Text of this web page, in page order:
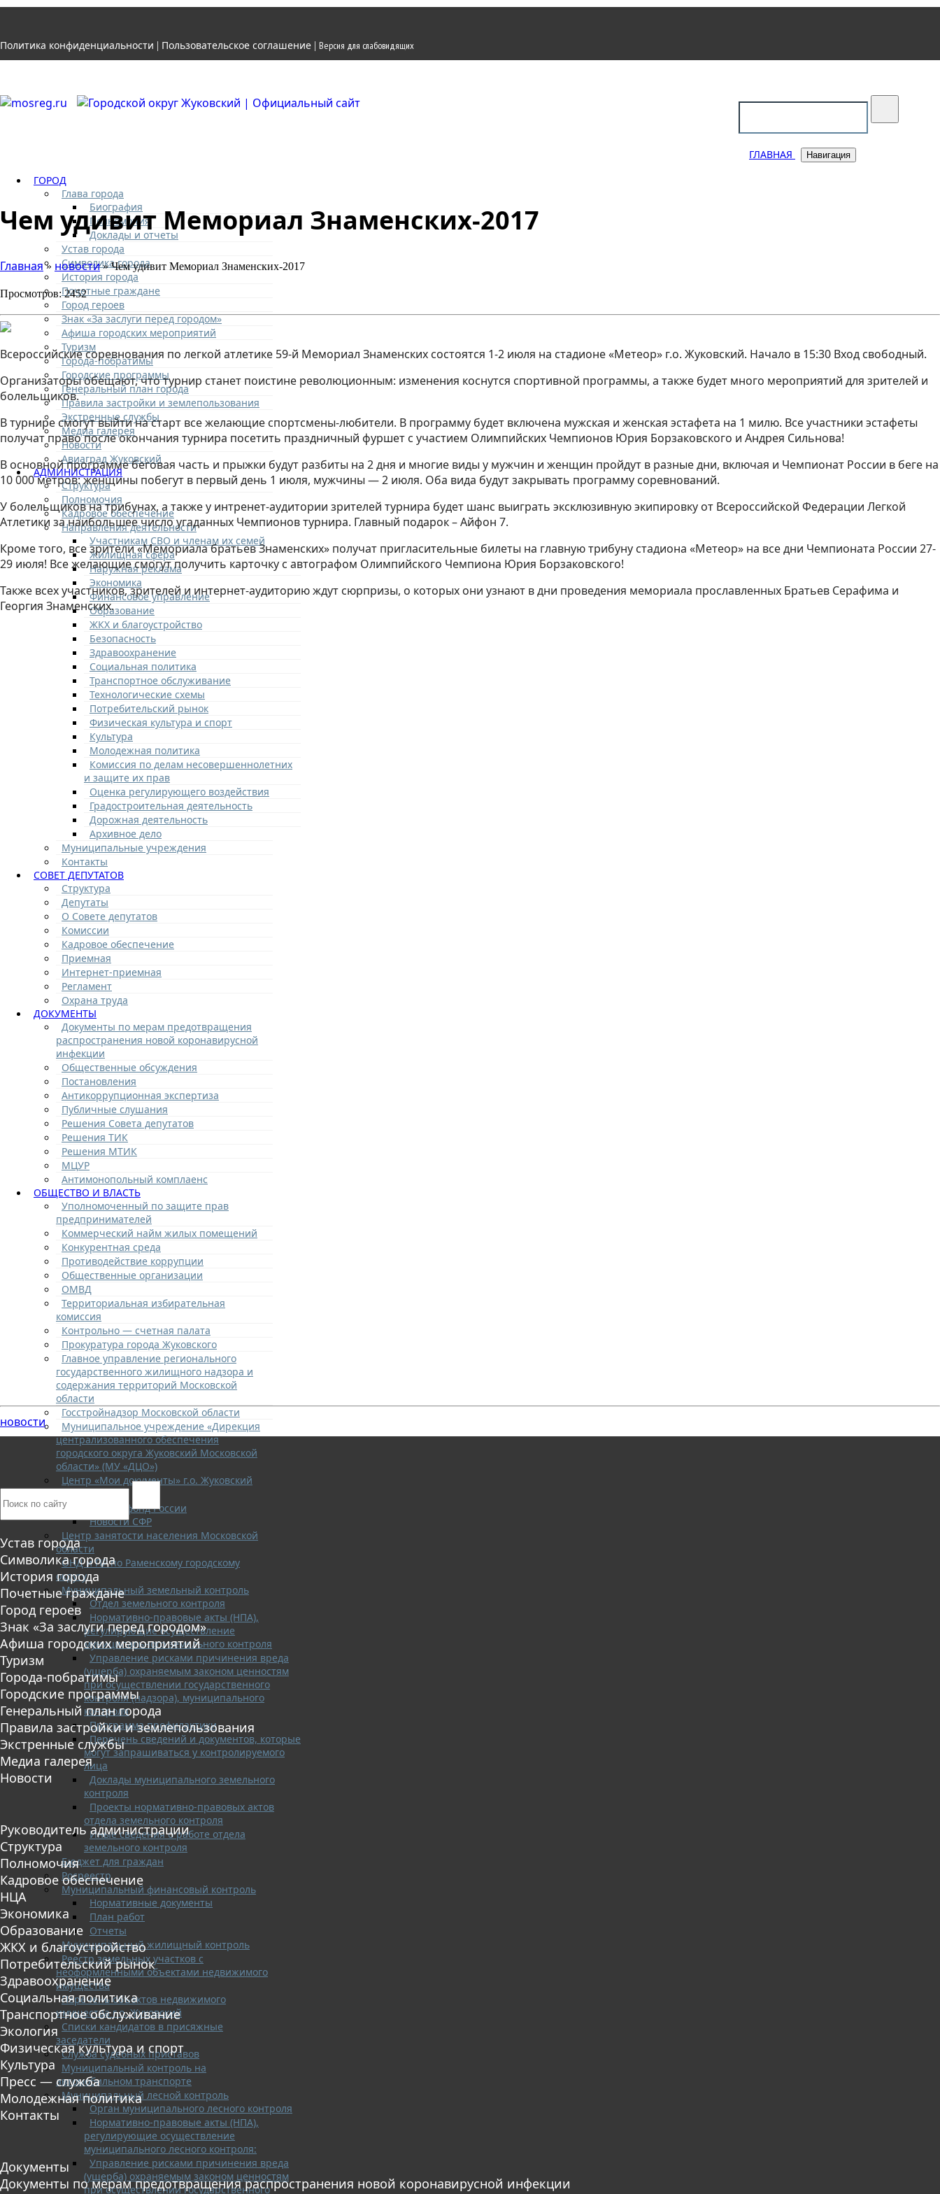
Политика конфиденциальности | Пользовательское соглашение | Версия для слабовидящих
ГЛАВНАЯ Навигация
ГОРОД
Глава города
Биография
Полномочия
Доклады и отчеты
Устав города
Символика города
История города
Почетные граждане
Город героев
Знак «За заслуги перед городом»
Афиша городских мероприятий
Туризм
Города-побратимы
Городские программы
Генеральный план города
Правила застройки и землепользования
Экстренные службы
Медиа галерея
Новости
Авиаград Жуковский
АДМИНИСТРАЦИЯ
Структура
Полномочия
Кадровое обеспечение
Направления деятельности
Участникам СВО и членам их семей
Жилищная сфера
Наружная реклама
Экономика
Финансовое управление
Образование
ЖКХ и благоустройство
Безопасность
Здравоохранение
Социальная политика
Транспортное обслуживание
Технологические схемы
Потребительский рынок
Физическая культура и спорт
Культура
Молодежная политика
Комиссия по делам несовершеннолетних
и защите их прав
Оценка регулирующего воздействия
Градостроительная деятельность
Дорожная деятельность
Архивное дело
Муниципальные учреждения
Контакты
СОВЕТ ДЕПУТАТОВ
Структура
Депутаты
О Совете депутатов
Комиссии
Кадровое обеспечение
Приемная
Интернет-приемная
Регламент
Охрана труда
ДОКУМЕНТЫ
Документы по мерам предотвращения
распространения новой коронавирусной
инфекции
Общественные обсуждения
Постановления
Антикоррупционная экспертиза
Публичные слушания
Решения Совета депутатов
Решения ТИК
Решения МТИК
МЦУР
Антимонопольный комплаенс
ОБЩЕСТВО И ВЛАСТЬ
Уполномоченный по защите прав
предпринимателей
Коммерческий найм жилых помещений
Конкурентная среда
Противодействие коррупции
Общественные организации
ОМВД
Территориальная избирательная
комиссия
Контрольно — счетная палата
Прокуратура города Жуковского
Главное управление регионального
государственного жилищного надзора и
содержания территорий Московской
области
Госстройнадзор Московской области
Муниципальное учреждение «Дирекция
централизованного обеспечения
городского округа Жуковский Московской
области» (МУ «ДЦО»)
Центр «Мои документы» г.о. Жуковский
Социальный фонд России
Новости СФР
Центр занятости населения Московской
области
ОНД и ПР по Раменскому городскому
округу
Муниципальный земельный контроль
Отдел земельного контроля
Нормативно-правовые акты (НПА),
регулирующие осуществление
муниципального земельного контроля
Управление рисками причинения вреда
(ущерба) охраняемым законом ценностям
при осуществлении государственного
контроля (надзора), муниципального
контроля
Программа профилактики
Перечень сведений и документов, которые
могут запрашиваться у контролируемого
лица
Доклады муниципального земельного
контроля
Проекты нормативно-правовых актов
отдела земельного контроля
Иные сведения о работе отдела
земельного контроля
Бюджет для граждан
Росреестр
Муниципальный финансовый контроль
Нормативные документы
План работ
Отчеты
Муниципальный жилищный контроль
Реестр земельных участков с
неоформленными объектами недвижимого
имущества
Перечень объектов недвижимого
имущества г.о. Жуковский
Списки кандидатов в присяжные
заседатели
Служба судебных приставов
Муниципальный контроль на
автомобильном транспорте
Муниципальный лесной контроль
Орган муниципального лесного контроля
Нормативно-правовые акты (НПА),
регулирующие осуществление
муниципального лесного контроля:
Управление рисками причинения вреда
(ущерба) охраняемым законом ценностям
при осуществлении государственного
Чем удивит Мемориал Знаменских-2017
Главная» новости» Чем удивит Мемориал Знаменских-2017
Просмотров: 2452
Всероссийские соревнования по легкой атлетике 59-й Мемориал Знаменских состоятся 1-2 июля на стадионе «Метеор» г.о. Жуковский. Начало в 15:30 Вход свободный.
Организаторы обещают, что турнир станет поистине революционным: изменения коснутся спортивной программы, а также будет много мероприятий для зрителей и
болельщиков.
В турнире смогут выйти на старт все желающие спортсмены-любители. В программу будет включена мужская и женская эстафета на 1 милю. Все участники эстафеты
получат право после окончания турнира посетить праздничный фуршет с участием Олимпийских Чемпионов Юрия Борзаковского и Андрея Сильнова!
В основной программе беговая часть и прыжки будут разбиты на 2 дня и многие виды у мужчин и женщин пройдут в разные дни, включая и Чемпионат России в беге на
10 000 метров: женщины побегут в первый день 1 июля, мужчины — 2 июля. Оба вида будут закрывать программу соревнований.
У болельщиков на трибунах, а также у интренет-аудитории зрителей турнира будет шанс выиграть эксклюзивную экипировку от Всероссийской Федерации Легкой
Атлетики за наибольшее число угаданных Чемпионов турнира. Главный подарок – Айфон 7.
Кроме того, все зрители «Мемориала братьев Знаменских» получат пригласительные билеты на главную трибуну стадиона «Метеор» на все дни Чемпионата России 27-
29 июля! Все желающие смогут получить карточку с автографом Олимпийского Чемпиона Юрия Борзаковского!
Также всех участников, зрителей и интернет-аудиторию ждут сюрпризы, о которых они узнают в дни проведения мемориала прославленных Братьев Серафима и
Георгия Знаменских.
новости
Устав города
Символика города
История города
Почетные граждане
Город героев
Знак «За заслуги перед городом»
Афиша городских мероприятий
Туризм
Города-побратимы
Городские программы
Генеральный план города
Правила застройки и землепользования
Экстренные службы
Медиа галерея
Новости
Руководитель администрации
Структура
Полномочия
Кадровое обеспечение
НЦА
Экономика
Образование
ЖКХ и благоустройство
Потребительский рынок
Здравоохранение
Социальная политика
Транспортное обслуживание
Экология
Физическая культура и спорт
Культура
Пресс — служба
Молодежная политика
Контакты
Документы
Документы по мерам предотвращения распространения новой коронавирусной инфекции